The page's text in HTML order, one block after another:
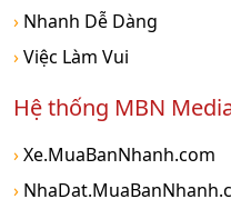
› Nhanh Dễ Dàng
›Việc Làm Vui
Hệ thống MBN
›Xe.MuaBanNhanh.com
›